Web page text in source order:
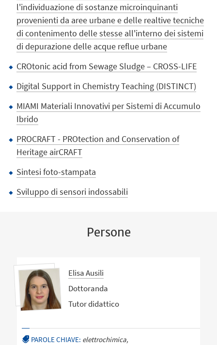
l'individuazione di sostanze microinquinanti
provenienti da aree urbane e delle realtive tecniche
di contenimento delle stesse all'interno dei sistemi
di depurazione delle acque reflue urbane
CROtonic acid from Sewage Sludge – CROSS-LIFE
Digital Support in Chemistry Teaching (DISTINCT)
MIAMI Materiali Innovativi per Sistemi di Accumulo
Ibrido
PROCRAFT - PROtection and Conservation of
Heritage airCRAFT
Sintesi foto-stampata
Sviluppo di sensori indossabili
Persone
Elisa Ausili
Dottoranda
Tutor didattico
PAROLE CHIAVE: elettrochimica,